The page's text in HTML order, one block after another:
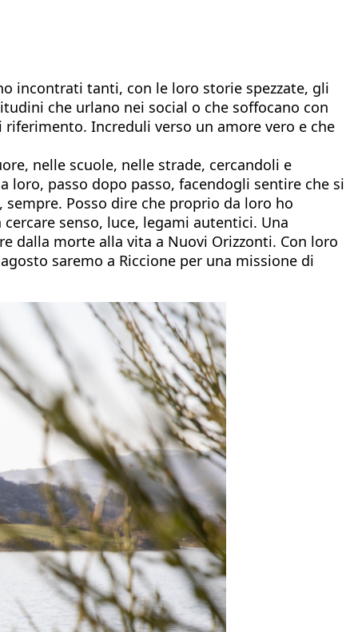
incontrati tanti, con le loro storie spezzate, gli
che urlano nei social o che soffocano con
Increduli verso un amore vero e che
nelle scuole, nelle strade, cercandoli e
loro, passo dopo passo, facendogli sentire che si
Posso dire che proprio da loro ho
senso, luce, legami autentici. Una
dalla morte alla vita a Nuovi Orizzonti. Con loro
saremo a Riccione per una missione di